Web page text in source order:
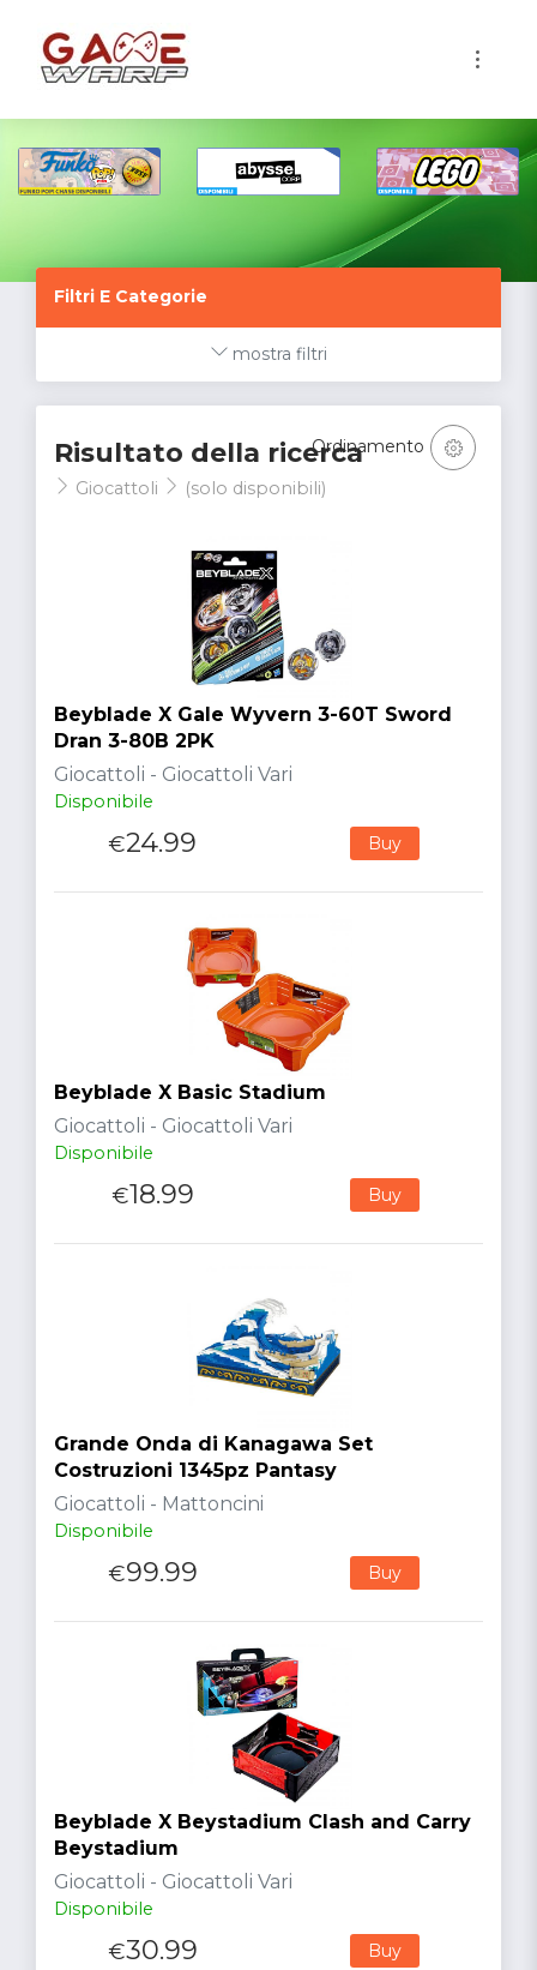
Filtri E Categorie
mostra filtri
Risultato della ricerca
Giocattoli (solo disponibili)
Ordinamento
Beyblade X Gale Wyvern 3-60T Sword
Dran 3-80B 2PK
Giocattoli - Giocattoli Vari
Disponibile
€24.99 Buy
Beyblade X Basic Stadium
Giocattoli - Giocattoli Vari
Disponibile
€18.99 Buy
Grande Onda di Kanagawa Set
Costruzioni 1345pz Pantasy
Giocattoli - Mattoncini
Disponibile
€99.99 Buy
Beyblade X Beystadium Clash and Carry
Beystadium
Giocattoli - Giocattoli Vari
Disponibile
€30.99 Buy